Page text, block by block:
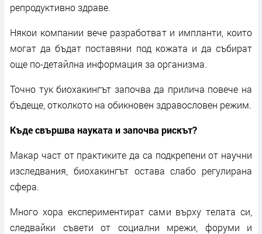
репродуктивно здраве.
Някои компании вече разработват и импланти, които
могат да бъдат поставяни под кожата и да събират
още по-детайлна информация за организма.
Точно тук биохакингът започва да прилича повече на
бъдеще, отколкото на обикновен здравословен режим.
Къде свършва науката и започва рискът?
Макар част от практиките да са подкрепени от научни
изследвания, биохакингът остава слабо регулирана
сфера.
Много хора експериментират сами върху телата си,
следвайки съвети от социални мрежи, форуми и